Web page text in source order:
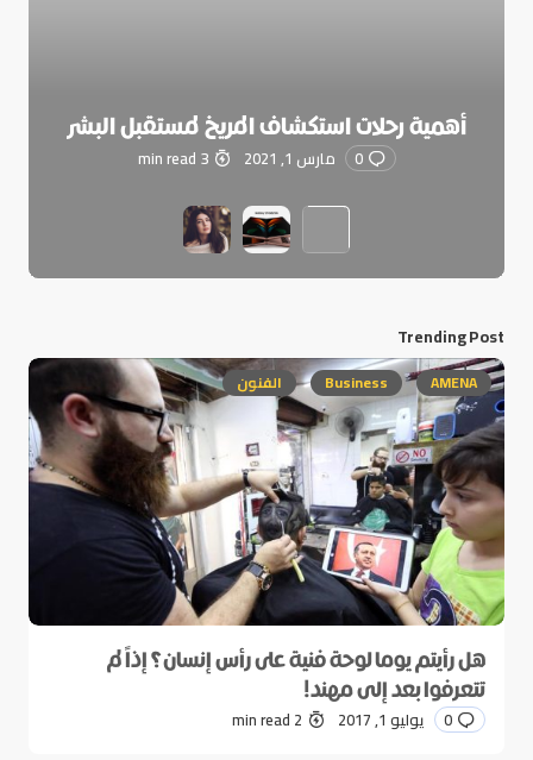
أهمية رحلات استكشاف المريخ لمستقبل البشر
0 مارس 1, 2021 3 min read
Trending Post
AMENA
Business الفنون
هل رأيتم يوما لوحة فنية على رأس إنسان؟ إذاً لم
تتعرفوا بعد إلى مهند!
0 يوليو 1, 2017 2 min read